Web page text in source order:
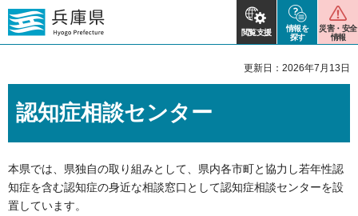
閲覧支援
情報を
探す
災害・安全
情報
更新日：2026年7月13日
認知症相談センター
本県では、県独自の取り組みとして、県内各市町と協力し若年性認
知症を含む認知症の身近な相談窓口として認知症相談センターを設
置しています。